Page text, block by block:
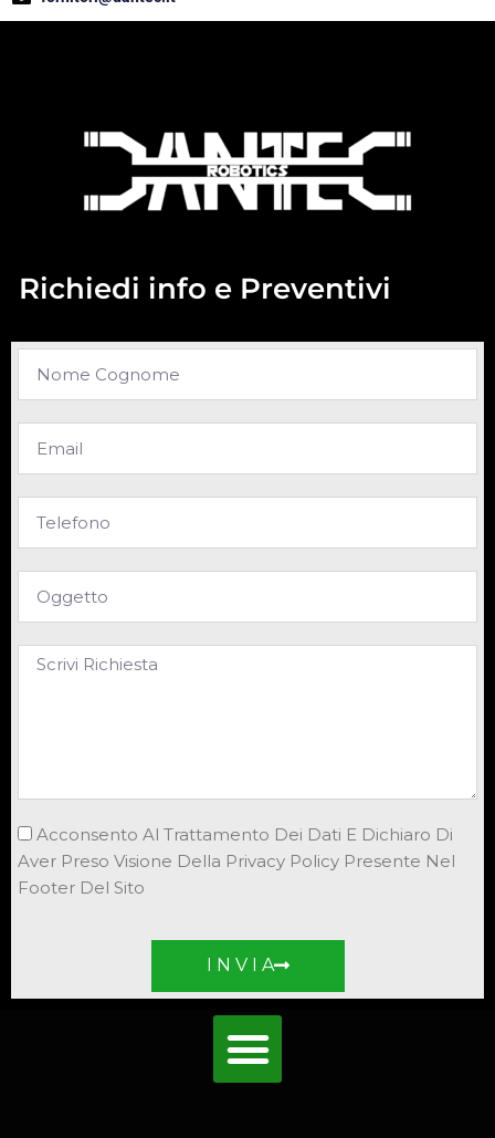
Richiedi info e Preventivi
Acconsento Al Trattamento Dei Dati E Dichiaro Di
Aver Preso Visione Della Privacy Policy Presente Nel
Footer Del Sito
I N V I A